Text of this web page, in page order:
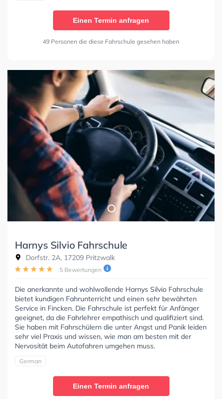
Einen Termin anfragen
49 Personen die diese Fahrschule gesehen haben
Harnys Silvio Fahrschule
Dorfstr. 2A, 17209 Pritzwalk
5 Bewertungen
Die anerkannte und wohlwollende Harnys Silvio Fahrschule
bietet kundigen Fahrunterricht und einen sehr bewährten
Service in Fincken. Die Fahrschule ist perfekt für Anfänger
geeignet, da die Fahrlehrer empathisch und qualifiziert sind.
Sie haben mit Fahrschülern die unter Angst und Panik leiden
sehr viel Praxis und wissen, wie man am besten mit der
Nervosität beim Autofahren umgehen muss.
German
Einen Termin anfragen